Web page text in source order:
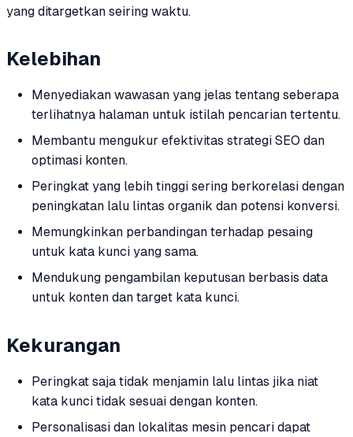
yang ditargetkan seiring waktu.
Kelebihan
Menyediakan wawasan yang jelas tentang seberapa
terlihatnya halaman untuk istilah pencarian tertentu.
Membantu mengukur efektivitas strategi SEO dan
optimasi konten.
Peringkat yang lebih tinggi sering berkorelasi dengan
peningkatan lalu lintas organik dan potensi konversi.
Memungkinkan perbandingan terhadap pesaing
untuk kata kunci yang sama.
Mendukung pengambilan keputusan berbasis data
untuk konten dan target kata kunci.
Kekurangan
Peringkat saja tidak menjamin lalu lintas jika niat
kata kunci tidak sesuai dengan konten.
Personalisasi dan lokalitas mesin pencari dapat